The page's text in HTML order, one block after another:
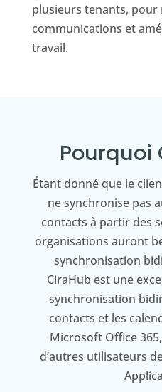
plusieurs tenants, pour
communications et
travail.
Pourquoi
Étant donné que le
ne synchronise pas
contacts à partir des
organisations auront
synchronisation
CiraHub est une
synchronisation
contacts et les
Microsoft Office
d’autres utilisateurs